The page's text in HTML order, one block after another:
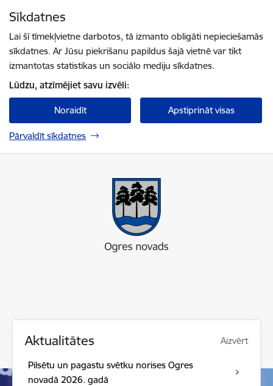
Sīkdatnes
Lai šī tīmekļvietne darbotos, tā izmanto obligāti nepieciešamās
sīkdatnes. Ar Jūsu piekrišanu papildus šajā vietnē var tikt
izmantotas statistikas un sociālo mediju sīkdatnes.
Lūdzu, atzīmējiet savu izvēli:
Noraidīt Apstiprināt visas
Pārvaldīt sīkdatnes
Aktualitātes Aizvērt
Pilsētu un pagastu svētku norises Ogres
novadā 2026. gadā